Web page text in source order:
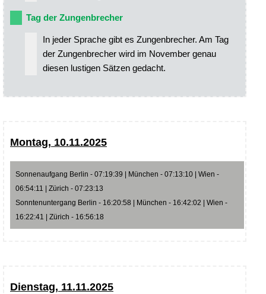
Tag der Zungenbrecher
In jeder Sprache gibt es Zungenbrecher. Am Tag
der Zungenbrecher wird im November genau
diesen lustigen Sätzen gedacht.
Montag, 10.11.2025
Sonnenaufgang Berlin - 07:19:39 | München - 07:13:10 | Wien -
06:54:11 | Zürich - 07:23:13
Sonntenuntergang Berlin - 16:20:58 | München - 16:42:02 | Wien -
16:22:41 | Zürich - 16:56:18
Dienstag, 11.11.2025